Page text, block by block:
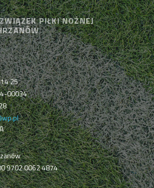
PIŁKI NOŻNEJ
25
00034
9702 0062 4874